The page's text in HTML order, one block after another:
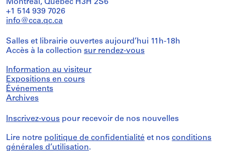
Montréal, Québec H3H 2S6
+1 514 939 7026
info@cca.qc.ca
Salles et librairie ouvertes aujourd’hui 11h-18h
Accès à la collection sur rendez-vous
Information au visiteur
Expositions en cours
Événements
Archives
Inscrivez-vous pour recevoir de nos nouvelles
Lire notre politique de confidentialité et nos conditions
générales d’utilisation.